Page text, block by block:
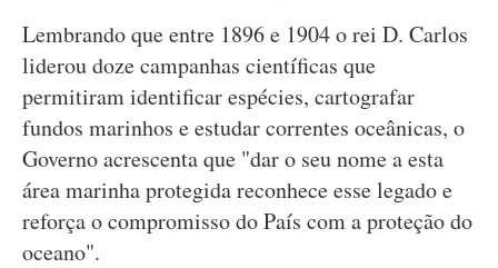
Lembrando que entre 1896 e 1904 o rei D. Carlos
liderou doze campanhas científicas que
permitiram identificar espécies, cartografar
fundos marinhos e estudar correntes oceânicas, o
Governo acrescenta que "dar o seu nome a esta
área marinha protegida reconhece esse legado e
reforça o compromisso do País com a proteção do
oceano".